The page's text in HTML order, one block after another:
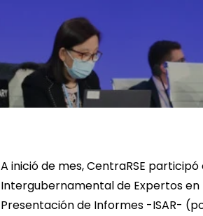
LEER MÁS
A inició de mes, CentraRSE
Intergubernamental de Expertos
Presentación de Informes -ISAR-